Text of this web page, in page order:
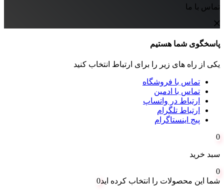
تماس با ما
پاسخگوی شما هستیم
یکی از راه های زیر را برای ارتباط انتخاب کنید
تماس با فروشگاه
تماس با ادمین
ارتباط در واتساپ
ارتباط تلگرام
پیج اینستاگرام
0
سبد خرید
0
شما این محصولات را انتخاب کرده اید0